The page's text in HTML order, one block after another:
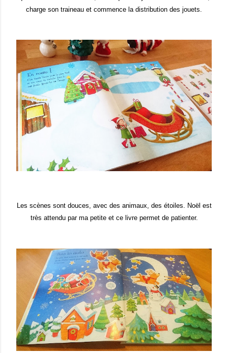
charge son traineau et commence la distribution des jouets.
Les scènes sont douces, avec des animaux, des étoiles . Noël est
très attendu par ma petite et celivre permet de patienter.